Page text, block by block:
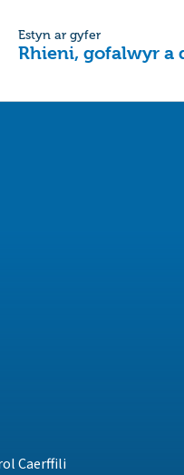
Estyn ar gyfer
Rhieni, gofalwyr a
Caerffili